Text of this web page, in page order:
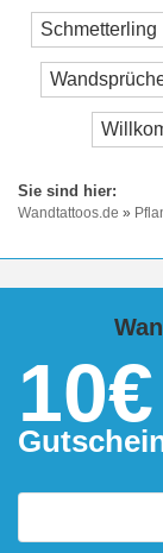
Schmetterling
Wandtattoos.de »
10€